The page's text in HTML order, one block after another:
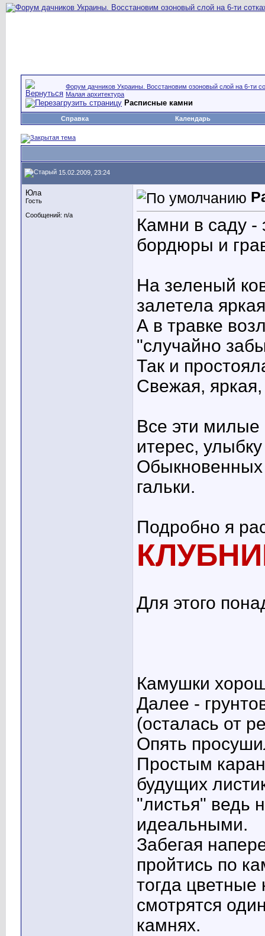
Форум дачников Украины. Восстановим озоновый слой на 6-ти
Малая архитектура
Расписные камни
Справка Календарь
15.02.2009, 23:24
Юла
Гость
Сообщений: n/a
Камни в саду -
бордюры и
На зеленый
залетела
А в травке
"случайно
Так и
Свежая,
Все эти
итерес,
Обыкновенных
гальки.
Подробно я
Для этого
Камушки
Далее -
(осталась от
Опять
Простым
будущих
"листья" ведь
идеальными.
Забегая
пройтись по
тогда цветные
смотрятся
камнях.